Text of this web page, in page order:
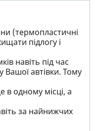
(термопластичні
підлогу і
навіть під час
Вашої автівки. Тому
в одному місці, а
за найнижчих